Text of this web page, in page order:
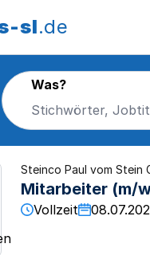
sl.de
Was?
Steinco Paul vom Stein
Mitarbeiter (m/
Vollzeit